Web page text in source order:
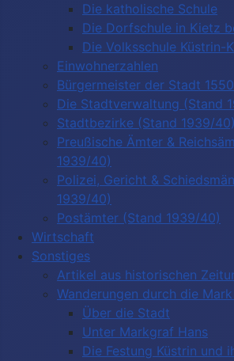
Die katholische Schule
Die Dorfschule in Kietz
Die Volksschule Küstrin-
Einwohnerzahlen
Bürgermeister der Stadt
Die Stadtverwaltung (Stand
Stadtbezirke (Stand 1939/40)
Preußische Ämter &
1939/40)
Polizei, Gericht &
1939/40)
Postämter (Stand 1939/40)
Wirtschaft
Sonstiges
Artikel aus historischen
Wanderungen durch die
Über die Stadt
Unter Markgraf Hans
Die Festung Küstrin und